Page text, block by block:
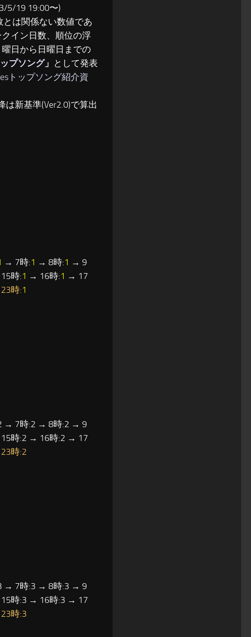
5/19 19:00〜)
とは関係ない数値であ
イン日数、順位の浮
日から日曜日までの
プソング」 として発表
トップソング紹介資
新基準(Ver2.0)で算出
→ 7時:1 → 8時:1 → 9
時:1 → 16時:1 → 17
23時:1
→ 7時:2 → 8時:2 → 9
時:2 → 16時:2 → 17
23時:2
→ 7時:3 → 8時:3 → 9
時:3 → 16時:3 → 17
23時:3